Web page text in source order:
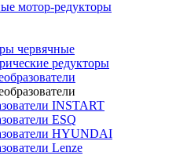
мотор-редукторы
червячные
редукторы
INSTART
ESQ
HYUNDAI
Lenze